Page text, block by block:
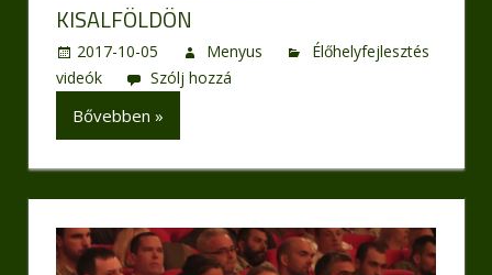
KISALFÖLDÖN
2017-10-05 Menyus
Élőhelyfejlesztés
videók
Szólj hozzá
Bővebben »